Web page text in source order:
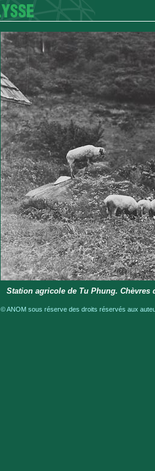
Station agricole de Tu Phung. Chèvres
© ANOM sous réserve des droits réservés aux